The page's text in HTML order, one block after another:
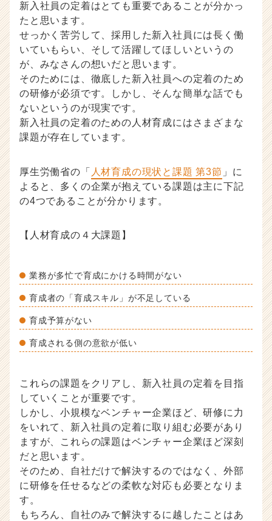
新入社員の定着はとても重要であることが分かっ
たと思います。
せっかく苦労して、採用した新入社員には長く働
いていもらい、そして活躍してほしいというの
が、みなさんの想いだと思います。
そのためには、徹底した新入社員への定着のため
の研修が必須です。しかし、そんな簡単な話でも
ないというのが現実です。
新入社員の定着のための人材育成にはさまざまな
課題が存在しています。
厚生労働省の「 人材育成の現状と課題 第3節 」に
よると、多くの企業が抱えている課題は主に下記
の4つであることが分かります。
【人材育成の４大課題】
業務が多忙で育成にかける時間がない
育成者の「育成スキル」が不足している
育成予算がない
育成される側の意欲が低い
これらの課題をクリアし、新入社員の定着を目指
していくことが重要です。
しかし、小規模なベンチャー企業ほど、研修に力
をいれて、新入社員の定着に取り組む必要があり
ますが、これらの課題はベンチャー企業ほど深刻
だと思います。
そのため、自社だけで解決するのではなく、外部
に研修を任せるなどの柔軟な対応も必要となりま
す。
もちろん、自社のみで解決するに越したことはあ